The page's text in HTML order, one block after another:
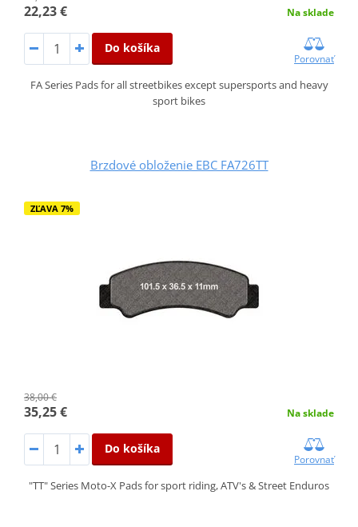
22,23 € Na sklade
Do košíka
Porovnať
FA Series Pads for all streetbikes except supersports and heavy
sport bikes
Brzdové obloženie EBC FA726TT
ZĽAVA 7%
38,00 €
35,25 € Na sklade
Do košíka
Porovnať
"TT" Series Moto-X Pads for sport riding, ATV's & Street Enduros